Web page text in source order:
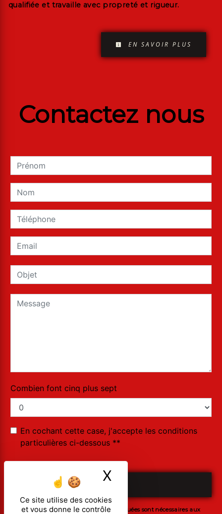
Ce site utilise des cookies
et vous donne le contrôle
X Masquer le
qualifiée et travaille avec propreté et rigueur.
EN SAVOIR PLUS
Contactez nous
Combien font cinq plus sept
En cochant cette case, j'accepte les conditions
particulières ci-dessous **
** Les données personnelles communiquées sont nécessaires aux